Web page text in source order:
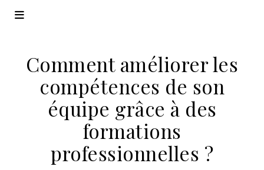
Comment améliorer les
compétences de son
équipe grâce à des
formations
professionnelles ?